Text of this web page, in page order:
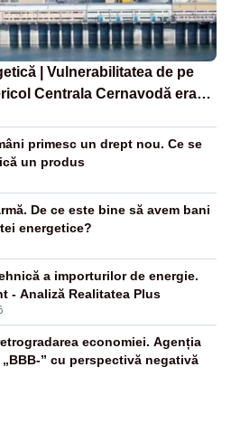
| Vulnerabilitatea de pe
Centrala Cernavodă era
lui Ceaușescu
primesc un drept nou. Ce se
un produs
De ce este bine să avem bani
energetice?
a importurilor de energie.
- Analiză Realitatea Plus
economiei. Agenția
” cu perspectivă negativă